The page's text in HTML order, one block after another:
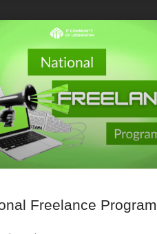
Freelance Program